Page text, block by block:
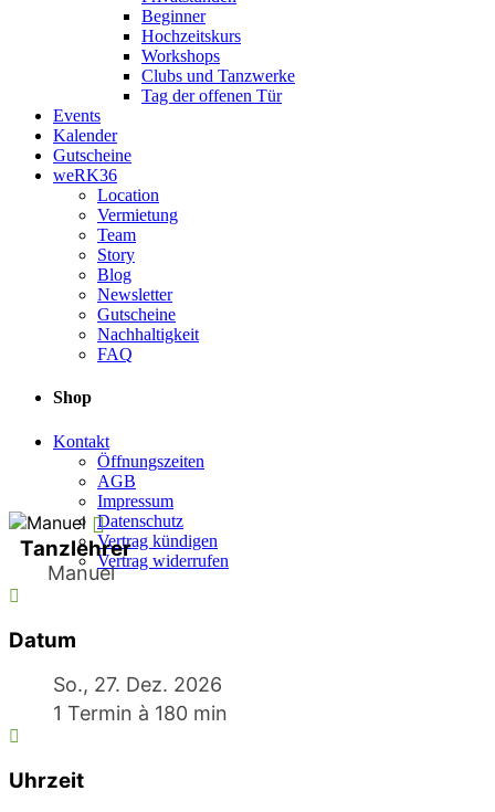
Beginner
Hochzeitskurs
Workshops
Clubs und Tanzwerke
Tag der offenen Tür
Events
Kalender
Gutscheine
weRK36
Location
Vermietung
Team
Story
Blog
Newsletter
Gutscheine
Nachhaltigkeit
FAQ
Shop
Kontakt
Öffnungszeiten
AGB
Impressum
Datenschutz
Vertrag kündigen
Vertrag widerrufen
Tanzlehrer
Manuel
Datum
So., 27. Dez. 2026
1 Termin à 180 min
Uhrzeit